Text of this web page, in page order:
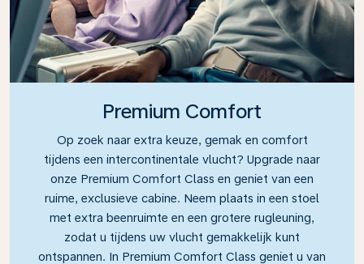
Premium Comfort
Op zoek naar extra keuze, gemak en comfort
tijdens een intercontinentale vlucht? Upgrade naar
onze Premium Comfort Class en geniet van een
ruime, exclusieve cabine. Neem plaats in een stoel
met extra beenruimte en een grotere rugleuning,
zodat u tijdens uw vlucht gemakkelijk kunt
ontspannen. In Premium Comfort Class geniet u van